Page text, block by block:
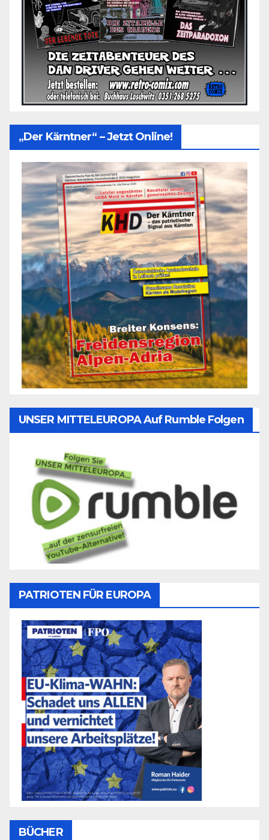
„Der Kärntner“ – Jetzt Online!
UNSER MITTELEUROPA Auf Rumble Folgen
PATRIOTEN FÜR EUROPA
BÜCHER